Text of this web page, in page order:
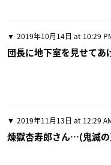
2019年10月14日 at 10:29
団長に地下室を見せて
2019年11月13日 at 12:29
煉獄杏寿郎さん…(鬼滅の